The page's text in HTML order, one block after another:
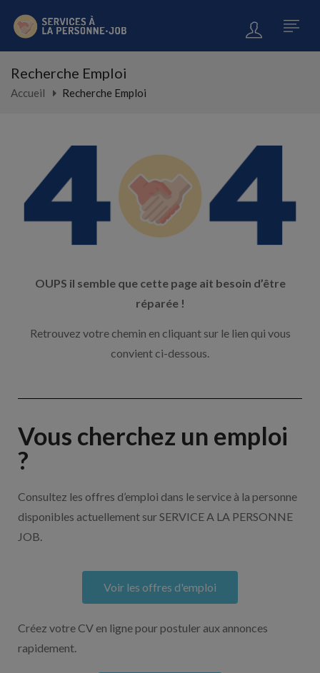
Recherche Emploi
Accueil Recherche Emploi
OUPS il semble que cette page ait besoin d’être
réparée !
Retrouvez votre chemin en cliquant sur le lien qui vous
convient ci-dessous.
Vous cherchez un emploi
?
Consultez les offres d’emploi dans le service à la personne
disponibles actuellement sur SERVICE A LA PERSONNE
JOB.
Voir les offres d'emploi
Créez votre CV en ligne pour postuler aux annonces
rapidement.